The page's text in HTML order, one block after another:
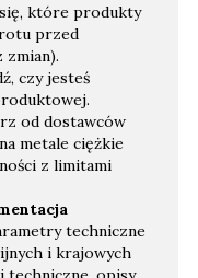
które produkty
przed
zmian).
czy jesteś
od dostawców
metale ciężkie
z limitami
techniczne
i krajowych